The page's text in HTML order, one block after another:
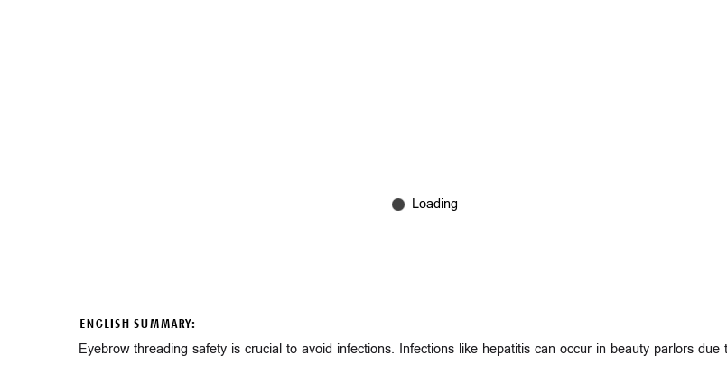
ENGLISH SUMMARY:
Eyebrow threading safety is crucial to avoid infections. Infections like hepatitis can occur in beauty parlors due